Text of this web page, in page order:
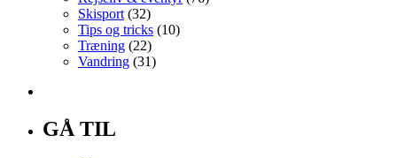
Skisport (32)
Tips og tricks (10)
Træning (22)
Vandring (31)
GÅ TIL